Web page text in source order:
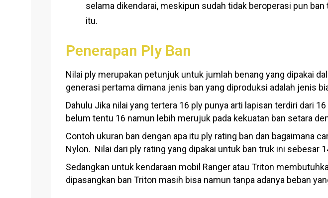
selama dikendarai, meskipun sudah tidak beroperasi pun
itu.
Penerapan Ply Ban
Nilai ply merupakan petunjuk untuk jumlah benang yang dipakai
generasi pertama dimana jenis ban yang diproduksi adalah jenis
Dahulu Jika nilai yang tertera 16 ply punya arti lapisan terdiri dari
belum tentu 16 namun lebih merujuk pada kekuatan ban setara
Contoh ukuran ban dengan apa itu ply rating ban dan bagaimana
Nylon. Nilai dari ply rating yang dipakai untuk ban truk ini sebesar
Sedangkan untuk kendaraan mobil Ranger atau Triton
dipasangkan ban Triton masih bisa namun tanpa adanya beban